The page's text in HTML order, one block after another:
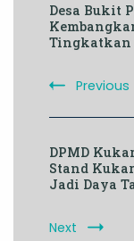
Desa Bukit
Tingkatkan
Previous
DPMD
Stand
Jadi Daya
Next